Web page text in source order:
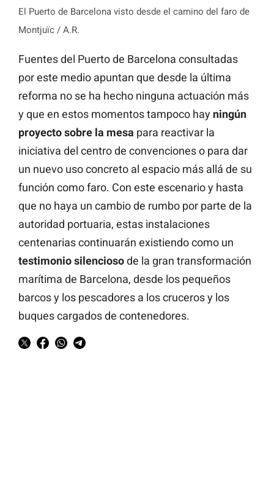
El Puerto de Barcelona visto desde el camino del faro de
Montjuïc / A.R.
Fuentes del Puerto de Barcelona consultadas
por este medio apuntan que desde la última
reforma no se ha hecho ninguna actuación más
y que en estos momentos tampoco hay ningún
proyecto sobre la mesa para reactivar la
iniciativa del centro de convenciones o para dar
un nuevo uso concreto al espacio más allá de su
función como faro. Con este escenario y hasta
que no haya un cambio de rumbo por parte de la
autoridad portuaria, estas instalaciones
centenarias continuarán existiendo como un
testimoniosilenciosode la gran transformación
marítima de Barcelona, desde los pequeños
barcos y los pescadores a los cruceros y los
buques cargados de contenedores.